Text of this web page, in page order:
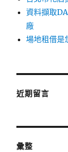
資料擷取
廠
場地租借是
近期留言
彙整